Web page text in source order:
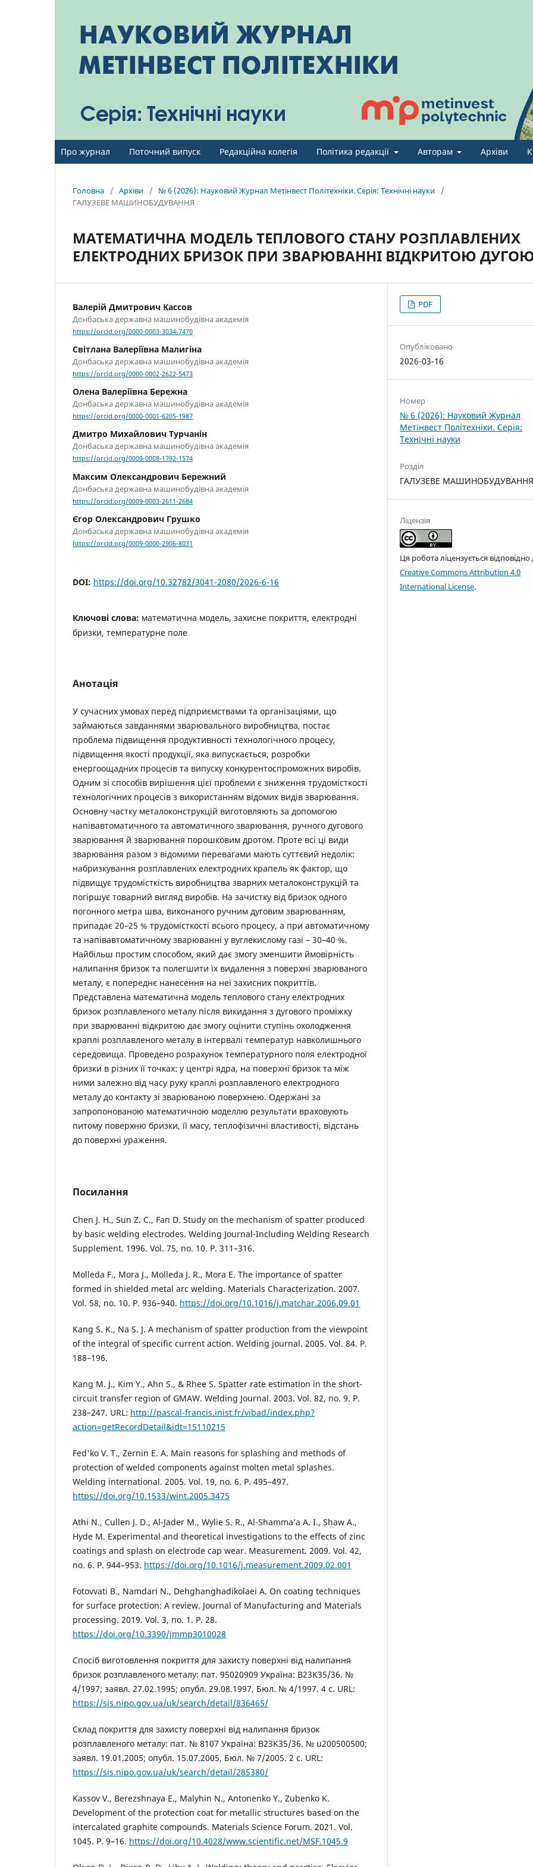
Про журнал Поточний випуск Редакційна колегія Політика редакції Авторам Архіви
Головна / Архіви / № 6 (2026): Науковий Журнал Метінвест Політехніки. Серія: Технічні науки
/
ГАЛУЗЕВЕ МАШИНОБУДУВАННЯ
МАТЕМАТИЧНА МОДЕЛЬ ТЕПЛОВОГО СТАНУ РОЗПЛАВЛЕНИХ
ЕЛЕКТРОДНИХ БРИЗОК ПРИ ЗВАРЮВАННІ ВІДКРИТОЮ
Валерій Дмитрович Кассов
Донбаська державна машинобудівна академія
https://orcid.org/0000-0003-3034-7470
Світлана Валеріївна Малигіна
Донбаська державна машинобудівна академія
https://orcid.org/0000-0002-2622-5473
Олена Валеріївна Бережна
Донбаська державна машинобудівна академія
https://orcid.org/0000-0001-6205-1987
Дмитро Михайлович Турчанін
Донбаська державна машинобудівна академія
https://orcid.org/0009-0008-1792-1574
Максим Олександрович Бережний
Донбаська державна машинобудівна академія
https://orcid.org/0009-0003-2611-2684
Єгор Олександрович Грушко
Донбаська державна машинобудівна академія
https://orcid.org/0009-0000-2906-8031
DOI: https://doi.org/10.32782/3041-2080/2026-6-16
Ключові слова: математична модель, захисне покриття, електродні
бризки, температурне поле
Анотація
У сучасних умовах перед підприємствами та організаціями, що
займаються завданнями зварювального виробництва, постає
проблема підвищення продуктивності технологічного процесу,
підвищення якості продукції, яка випускається, розробки
енергоощадних процесів та випуску конкурентоспроможних виробів.
Одним зі способів вирішення цієї проблеми є зниження трудомісткості
технологічних процесів з використанням відомих видів зварювання.
Основну частку металоконструкцій виготовляють за допомогою
напівавтоматичного та автоматичного зварювання, ручного дугового
зварювання й зварювання порошковим дротом. Проте всі ці види
зварювання разом з відомими перевагами мають суттєвий недолік:
набризкування розплавлених електродних крапель як фактор, що
підвищує трудомісткість виробництва зварних металоконструкцій та
погіршує товарний вигляд виробів. На зачистку від бризок одного
погонного метра шва, виконаного ручним дуговим зварюванням,
припадає 20–25 % трудомісткості всього процесу, а при автоматичному
та напівавтоматичному зварюванні у вуглекислому газі – 30–40 %.
Найбільш простим способом, який дає змогу зменшити ймовірність
налипання бризок та полегшити їх видалення з поверхні зварюваного
металу, є попереднє нанесення на неї захисних покриттів.
Представлена математична модель теплового стану електродних
бризок розплавленого металу після викидання з дугового проміжку
при зварюванні відкритою дає змогу оцінити ступінь охолодження
краплі розплавленого металу в інтервалі температур навколишнього
середовища. Проведено розрахунок температурного поля електродної
бризки в різних її точках: у центрі ядра, на поверхні бризок та між
ними залежно від часу руху краплі розплавленого електродного
металу до контакту зі зварюваною поверхнею. Одержані за
запропонованою математичною моделлю результати враховують
питому поверхню бризки, її масу, теплофізичні властивості, відстань
до поверхні ураження.
Посилання
Chen J. H., Sun Z. C., Fan D. Study on the mechanism of spatter produced
by basic welding electrodes. Welding Journal-Including Welding Research
Supplement. 1996. Vol. 75, no. 10. P. 311–316.
Molleda F., Mora J., Molleda J. R., Mora E. The importance of spatter
formed in shielded metal arc welding. Materials Characterization. 2007.
Vol. 58, no. 10. P. 936–940. https://doi.org/10.1016/j.matchar.2006.09.01
Kang S. K., Na S. J. A mechanism of spatter production from the viewpoint
of the integral of specific current action. Welding journal. 2005. Vol. 84. P.
188–196.
Kang M. J., Kim Y., Ahn S., & Rhee S. Spatter rate estimation in the short-
circuit transfer region of GMAW. Welding Journal. 2003. Vol. 82, no. 9. P.
238–247. URL: http://pascal-francis.inist.fr/vibad/index.php?
action=getRecordDetail&idt=15110215
Fed'ko V. T., Zernin E. A. Main reasons for splashing and methods of
protection of welded components against molten metal splashes.
Welding international. 2005. Vol. 19, no. 6. P. 495–497.
https://doi.org/10.1533/wint.2005.3475
Athi N., Cullen J. D., Al-Jader M., Wylie S. R., Al-Shamma’a A. I., Shaw A.,
Hyde M. Experimental and theoretical investigations to the effects of zinc
coatings and splash on electrode cap wear. Measurement. 2009. Vol. 42,
no. 6. P. 944–953. https://doi.org/10.1016/j.measurement.2009.02.001
Fotovvati B., Namdari N., Dehghanghadikolaei A. On coating techniques
for surface protection: A review. Journal of Manufacturing and Materials
processing. 2019. Vol. 3, no. 1. P. 28.
https://doi.org/10.3390/jmmp3010028
Спосіб виготовлення покриття для захисту поверхні від налипання
бризок розплавленого металу: пат. 95020909 Україна: B23K35/36. №
4/1997; заявл. 27.02.1995; опубл. 29.08.1997, Бюл. № 4/1997. 4 с. URL:
https://sis.nipo.gov.ua/uk/search/detail/836465/
Склад покриття для захисту поверхні від налипання бризок
розплавленого металу: пат. № 8107 Україна: B23K35/36. № u200500500;
заявл. 19.01.2005; опубл. 15.07.2005, Бюл. № 7/2005. 2 с. URL:
https://sis.nipo.gov.ua/uk/search/detail/285380/
Kassov V., Berezshnaya E., Malyhin N., Antonenko Y., Zubenko K.
Development of the protection coat for metallic structures based on the
intercalated graphite compounds. Materials Science Forum. 2021. Vol.
1045. P. 9–16. https://doi.org/10.4028/www.scientific.net/MSF.1045.9
PDF
Опубліковано
2026-03-16
Номер
№ 6 (2026): Науковий Журнал
Метінвест Політехніки. Серія:
Технічні науки
Розділ
ГАЛУЗЕВЕ
Ліцензія
Ця робота ліцензується відповідно
Creative Commons Attribution 4.0
International License.